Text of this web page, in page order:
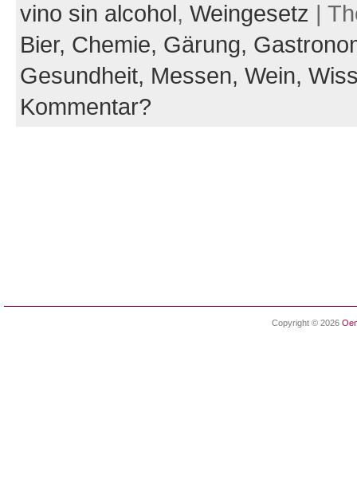
vino sin alcohol, Weingesetz |
Bier, Chemie, Gärung,
Gesundheit, Messen, Wein,
Kommentar?
Copyright © 2026